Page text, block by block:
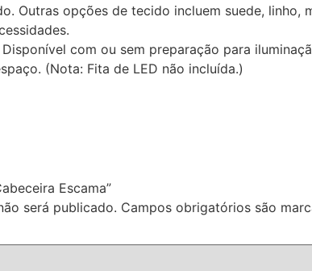
Outras opções de tecido incluem suede,
Disponível com ou sem preparação para
(Nota: Fita de LED não incluída.)
Escama”
será publicado. Campos obrigatórios são